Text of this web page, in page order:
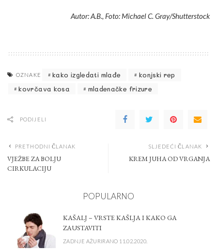
Autor: A.B., Foto: Michael C. Gray/Shutterstock
OZNAKE kako izgledati mlađe
konjski rep
kovrčava kosa
mladenačke frizure
PODIJELI
PRETHODNI ČLANAK
VJEŽBE ZA BOLJU
CIRKULACIJU
SLJEDEĆI ČLANAK
KREM JUHA OD VRGANJA
POPULARNO
KAŠALJ – VRSTE KAŠLJA I KAKO GA
ZAUSTAVITI
ZADNJE AŽURIRANO 11.02.2020.